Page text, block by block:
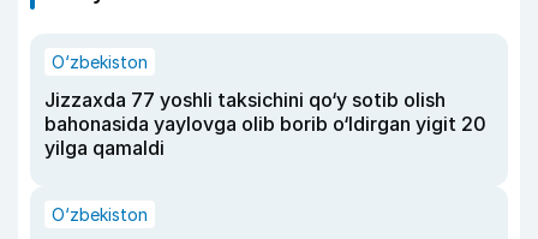
O‘zbekiston
Jizzaxda 77 yoshli taksichini qo‘y sotib olish
bahonasida yaylovga olib borib o‘ldirgan yigit 20
yilga qamaldi
O‘zbekiston